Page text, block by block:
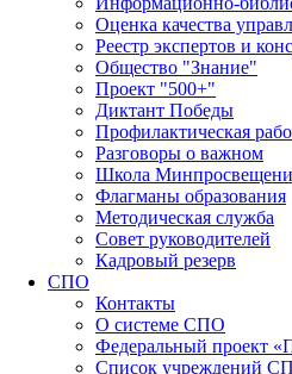
Оценка качества
Реестр экспертов и
Общество "Знание"
Проект "500+"
Диктант Победы
Профилактическая
Разговоры о важном
Школа
Флагманы образования
Методическая служба
Совет руководителей
Кадровый резерв
СПО
Контакты
О системе СПО
Федеральный проект
Список учреждений